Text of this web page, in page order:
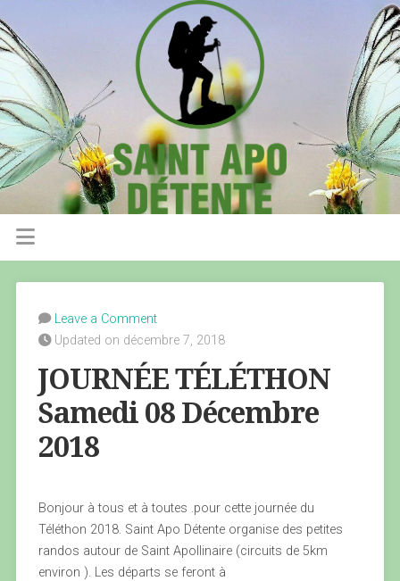
Leave a Comment
Updated on décembre 7, 2018
JOURNÉE TÉLÉTHON
Samedi 08 Décembre
2018
Bonjour à tous et à toutes .pour cette journée du
Téléthon 2018. Saint Apo Détente organise des petites
randos autour de Saint Apollinaire (circuits de 5km
environ ). Les départs se feront à